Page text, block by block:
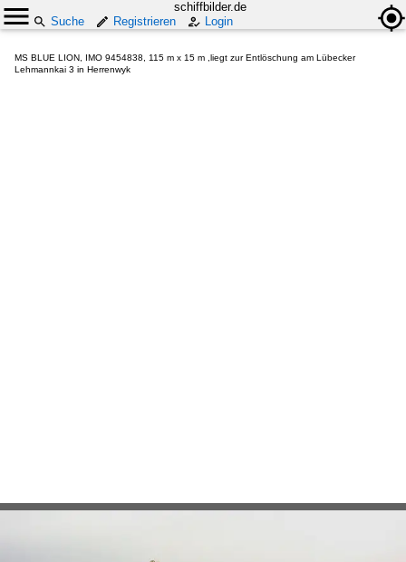
schiffbilder.de
Suche
Registrieren Login
MS BLUE LION, IMO 9454838, 115 m x 15 m ,liegt zur Entlöschung am Lübecker
Lehmannkai 3 in Herrenwyk